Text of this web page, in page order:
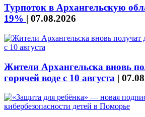
Турпоток в Архангельскую
19% | 07.08.2026
Жители Архангельска вновь
горячей воде с 10 августа |